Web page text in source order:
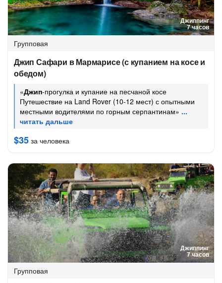
Джиппинг
7 часов
Групповая
Джип Сафари в Мармарисе (с купанием на косе и
обедом)
«Джип-прогулка и купание на песчаной косе
Путешествие на Land Rover (10-12 мест) с опытными
местными водителями по горным серпантинам»
$35 за человека
Джиппинг
7 часов
Групповая